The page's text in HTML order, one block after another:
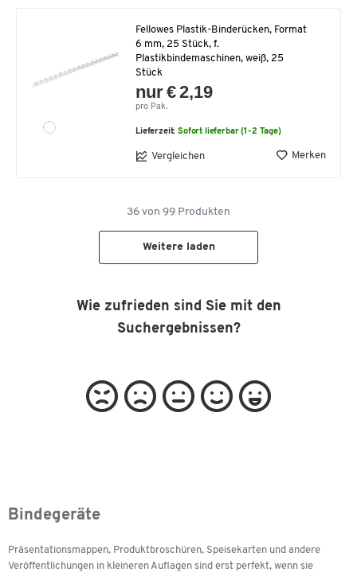
Fellowes Plastik-Binderücken, Format
6 mm, 25 Stück, f.
Plastikbindemaschinen, weiß, 25
Stück
nur € 2,19
pro Pak.
Lieferzeit:Sofort lieferbar (1-2 Tage)
Vergleichen Merken
36 von 99 Produkten
Weitere laden
Wie zufrieden sind Sie mit den
Suchergebnissen?
Bindegeräte
Präsentationsmappen, Produktbroschüren, Speisekarten und andere
Veröffentlichungen in kleineren Auflagen sind erst perfekt, wenn sie